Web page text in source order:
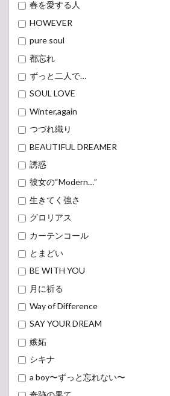
春を愛する人
HOWEVER
pure soul
都忘れ
ずっと二人で…
SOUL LOVE
Winter,again
つづれ織り
BEAUTIFUL DREAMER
誘惑
彼女の“Modern…”
生きてく強さ
グロリアス
カーテンコール
とまどい
BE WITH YOU
月に祈る
Way of Difference
SAY YOUR DREAM
嫉妬
シキナ
a boy〜ずっと忘れない〜